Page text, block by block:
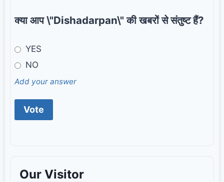
क्या आप \"Dishadarpan\" की खबरों से संतुष्ट हैं?
YES
NO
Add your answer
Our Visitor